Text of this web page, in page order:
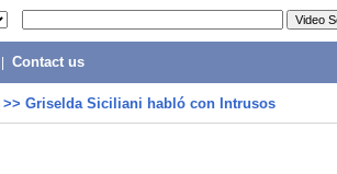
Contact us
>> Griselda Siciliani habló con Intrusos